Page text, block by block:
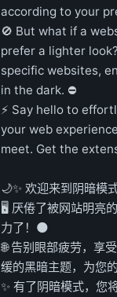
according to your
🚫 But what if a
prefer a lighter
specific websites,
in the dark. ⛔
⚡️ Say hello to
your web
meet. Get the
🌙✨ 欢迎来到阴暗模
🖥️ 厌倦了被网站明亮
力了！🌑
🌐 告别眼部疲劳，享
缓的黑暗主题，为您
✨ 有了阴暗模式，您